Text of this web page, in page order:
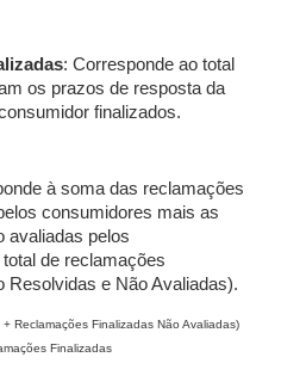
: Corresponde ao total
os prazos de resposta da
finalizados.
à soma das reclamações
consumidores mais as
avaliadas pelos
de reclamações
Resolvidas e Não Avaliadas).
Reclamações Finalizadas Não Avaliadas)
Finalizadas